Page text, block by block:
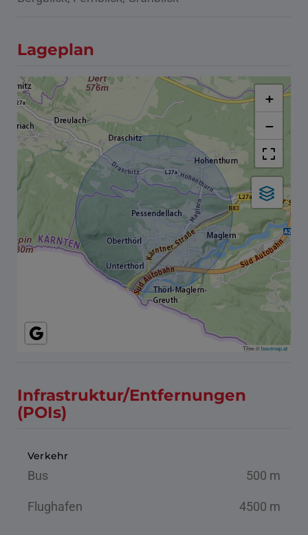
Lageplan
+
−
Tiles ©basemap.at
Infrastruktur/Entfernungen
(POIs)
Verkehr
Bus 500 m
Flughafen 4500 m